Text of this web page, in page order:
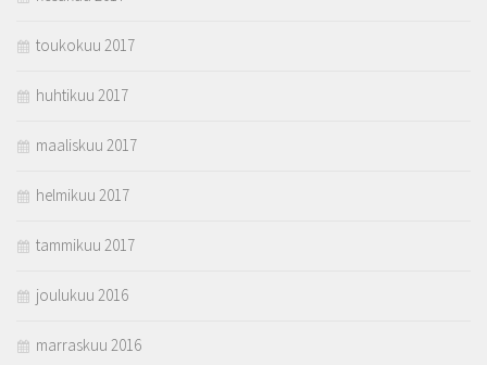
toukokuu 2017
huhtikuu 2017
maaliskuu 2017
helmikuu 2017
tammikuu 2017
joulukuu 2016
marraskuu 2016